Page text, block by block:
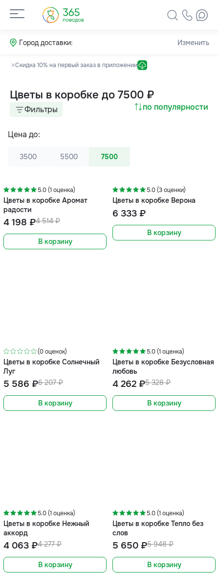
Город доставки: Изменить
Скидка 10% на первый заказ в приложении
Цветы в коробке до 7500 ₽
по популярности
Фильтры
Цена до:
3500 5500 7500
5.0 (1 оценка)
Цветы в коробке Аромат
радости
4 514 ₽
4 198 ₽
В корзину
5.0 (3 оценки)
Цветы в коробке Верона
6 333 ₽
В корзину
(0 оценок)
Цветы в коробке Солнечный
Луг
6 207 ₽
5 586 ₽
В корзину
5.0 (1 оценка)
Цветы в коробке Безусловная
любовь
5 328 ₽
4 262 ₽
В корзину
5.0 (1 оценка)
Цветы в коробке Нежный
аккорд
4 277 ₽
4 063 ₽
В корзину
5.0 (1 оценка)
Цветы в коробке Тепло без
слов
5 948 ₽
5 650 ₽
В корзину